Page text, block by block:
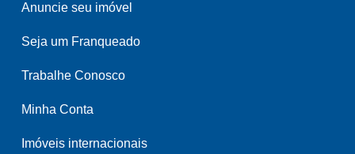
Anuncie seu imóvel
Seja um Franqueado
Trabalhe Conosco
Minha Conta
Imóveis internacionais